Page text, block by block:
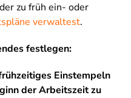
zu früh ein- oder
verwaltest.
festlegen:
Einstempeln
der Arbeitszeit zu